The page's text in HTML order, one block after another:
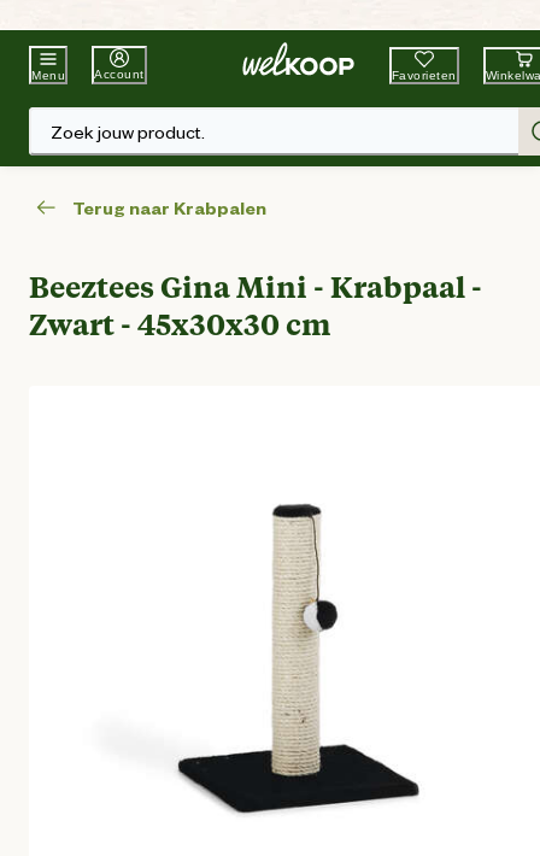
Beste WinkelketenTuin & Dier
Menu Account Favorieten
Zoek jouw product.
Terug naar Krabpalen
Beeztees Gina Mini - Krabpaal -
Zwart - 45x30x30 cm